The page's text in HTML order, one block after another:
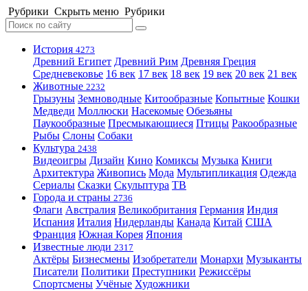
Рубрики Скрыть меню Рубрики
История 4273
Древний Египет Древний Рим Древняя Греция
Средневековье 16 век 17 век 18 век 19 век 20 век 21 век
Животные 2232
Грызуны Земноводные Китообразные Копытные Кошки
Медведи Моллюски Насекомые Обезьяны
Паукообразные Пресмыкающиеся Птицы Ракообразные
Рыбы Слоны Собаки
Культура 2438
Видеоигры Дизайн Кино Комиксы Музыка Книги
Архитектура Живопись Мода Мультипликация Одежда
Сериалы Сказки Скульптура ТВ
Города и страны 2736
Флаги Австралия Великобритания Германия Индия
Испания Италия Нидерланды Канада Китай США
Франция Южная Корея Япония
Известные люди 2317
Актёры Бизнесмены Изобретатели Монархи Музыканты
Писатели Политики Преступники Режиссёры
Спортсмены Учёные Художники